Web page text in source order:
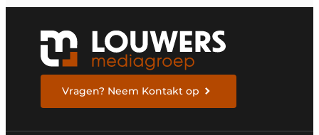
Vragen? Neem Kontakt op